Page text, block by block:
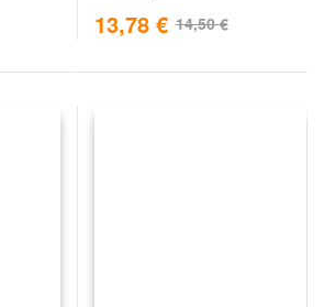
14,50€
13,78 €